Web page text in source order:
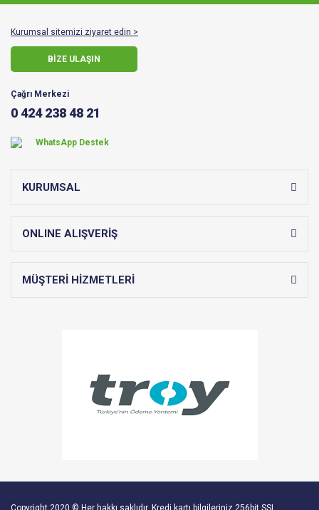
Kurumsal sitemizi ziyaret edin >
BİZE ULAŞIN
Çağrı Merkezi
0 424 238 48 21
WhatsApp Destek
KURUMSAL
ONLINE ALIŞVERİŞ
MÜŞTERİ HİZMETLERİ
Copyright 2020 © Her hakkı saklıdır. Kredi kartı bilgileriniz 256bit SSL